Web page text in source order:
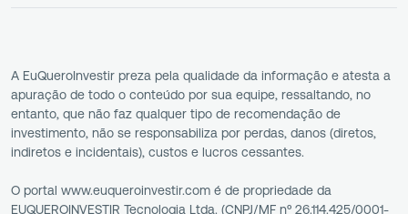
A EuQueroInvestir preza pela qualidade da informação e atesta a
apuração de todo o conteúdo por sua equipe, ressaltando, no
entanto, que não faz qualquer tipo de recomendação de
investimento, não se responsabiliza por perdas, danos (diretos,
indiretos e incidentais), custos e lucros cessantes.
O portal www.euqueroinvestir.com é de propriedade da
EUQUEROINVESTIR Tecnologia Ltda. (CNPJ/MF nº 26.114.425/0001-